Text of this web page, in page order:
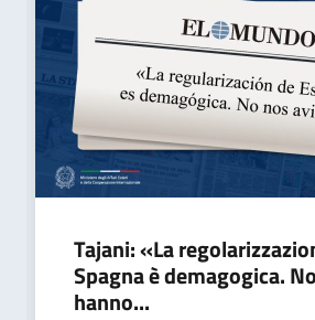
Tajani: «La
Spagna è demagogica.
hanno...